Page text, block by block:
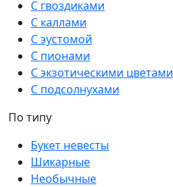
С гвоздиками
С каллами
С эустомой
С пионами
С экзотическими цветами
С подсолнухами
По типу
Букет невесты
Шикарные
Необычные